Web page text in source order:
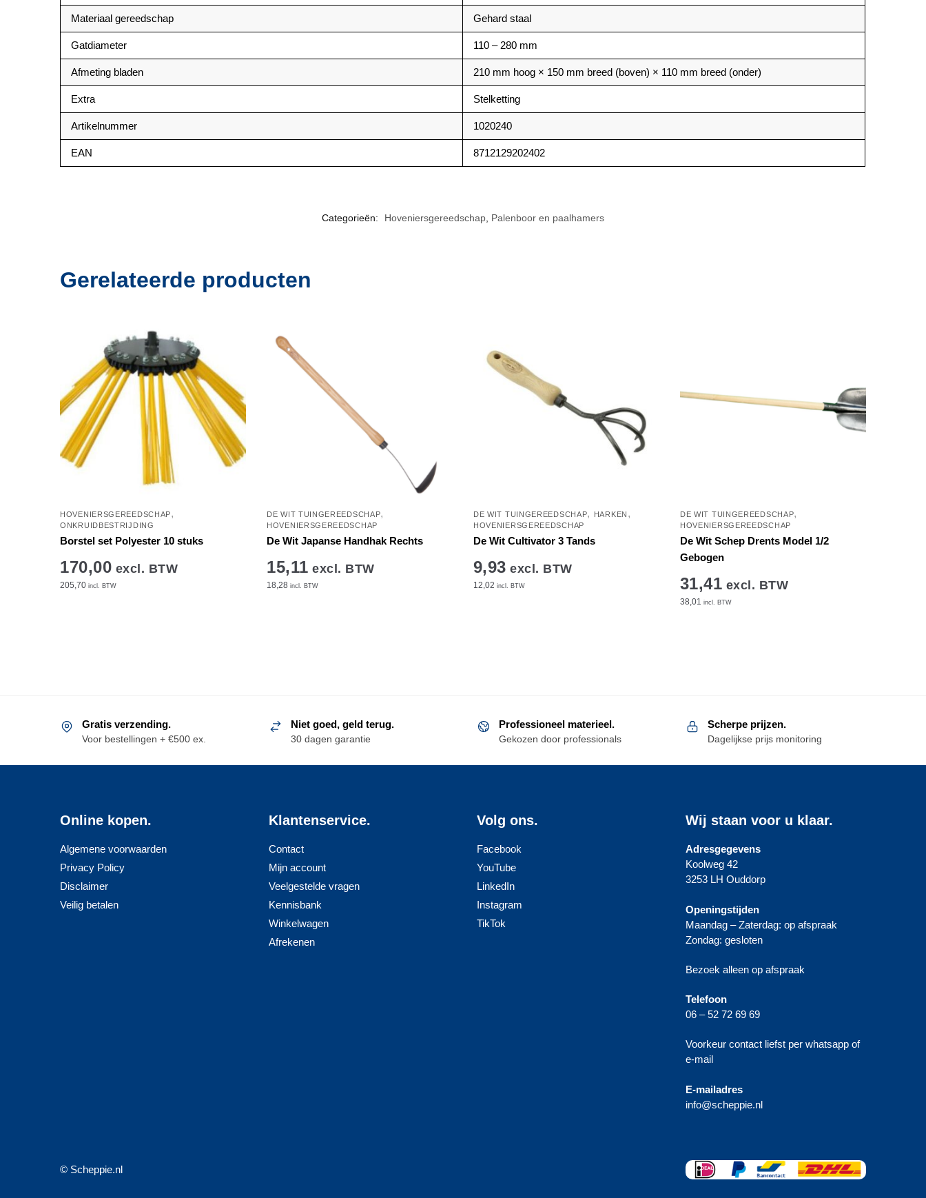
Materiaal gereedschap Gehard staal
Gatdiameter 110 – 280 mm
Afmeting bladen 210 mm hoog × 150 mm breed (boven) × 110 mm breed (onder)
Extra Stelketting
Artikelnummer 1020240
EAN 8712129202402
Categorieën: Hoveniersgereedschap Palenboor en paalhamers
Gerelateerde producten
HOVENIERSGEREEDSCHAP,
ONKRUIDBESTRIJDING
Borstel set Polyester 10 stuks
170,00 excl. BTW
205,70 incl. BTW
DE WIT TUINGEREEDSCHAP,
HOVENIERSGEREEDSCHAP
De Wit Japanse Handhak Rechts
15,11 excl. BTW
18,28 incl. BTW
DE WIT TUINGEREEDSCHAP, HARKEN ,
HOVENIERSGEREEDSCHAP
De Wit Cultivator 3 Tands
9,93 excl. BTW
12,02 incl. BTW
DE WIT TUINGEREEDSCHAP,
HOVENIERSGEREEDSCHAP
De Wit Schep Drents Model 1/2
Gebogen
31,41 excl. BTW
38,01 incl. BTW
Gratis verzending.
Voor bestellingen + €500 ex.
Niet goed, geld terug.
30 dagen garantie
Professioneel materieel.
Gekozen door professionals
Scherpe prijzen.
Dagelijkse prijs monitoring
Online kopen.
Algemene voorwaarden
Privacy Policy
Disclaimer
Veilig betalen
Klantenservice.
Contact
Mijn account
Veelgestelde vragen
Kennisbank
Winkelwagen
Afrekenen
Volg ons.
Facebook
YouTube
LinkedIn
Instagram
TikTok
Wij staan voor u klaar.
Adresgegevens
Koolweg 42
3253 LH Ouddorp
Openingstijden
Maandag – Zaterdag: op afspraak
Zondag: gesloten
Bezoek alleen op afspraak
Telefoon
06 – 52 72 69 69
Voorkeur contact liefst per whatsapp of
e-mail
E-mailadres
info@scheppie.nl
© Scheppie.nl